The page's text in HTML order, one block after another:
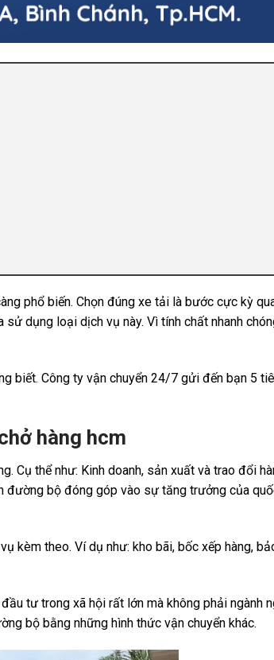
phổ biến. Chọn đúng xe tải là bước cực kỳ
dụng loại dịch vụ này. Vì tính chất nhanh
biết. Công ty vận chuyển 24/7 gửi đến bạn 5
hàng hcm
Cụ thể như: Kinh doanh, sản xuất và trao đổi
đường bộ đóng góp vào sự tăng trưởng của
kèm theo. Ví dụ như: kho bãi, bốc xếp hàng,
tư trong xã hội rất lớn mà không phải ngành
bộ bằng những hình thức vận chuyển khác.